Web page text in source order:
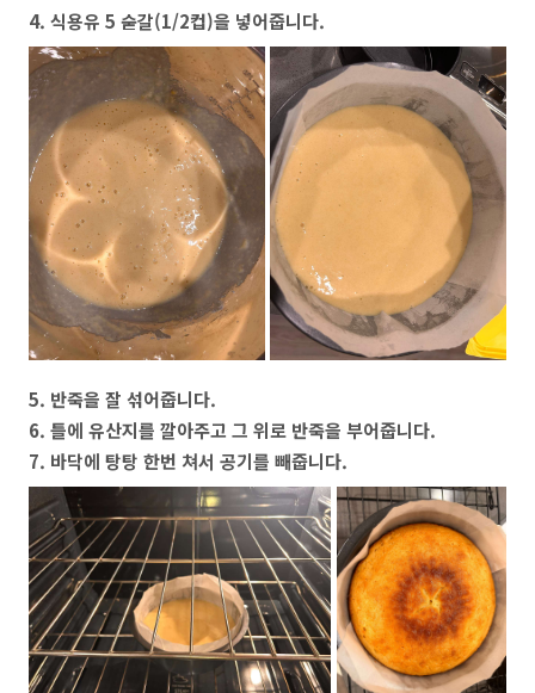
4. 식용유 5 숟갈(1/2컵)을 넣어줍니다.
5. 반죽을 잘 섞어줍니다.
6. 틀에 유산지를 깔아주고 그 위로 반죽을 부어줍니다.
7. 바닥에 탕탕 한번 쳐서 공기를 빼줍니다.